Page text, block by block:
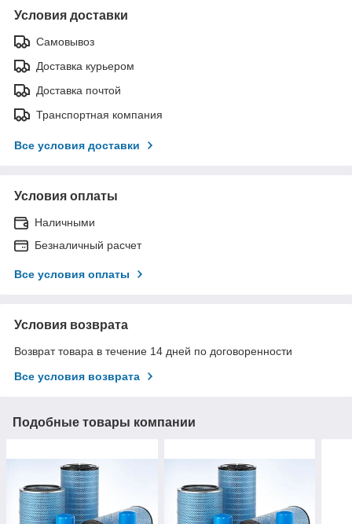
Условия доставки
Самовывоз
Доставка курьером
Доставка почтой
Транспортная компания
Все условия доставки
Условия оплаты
Наличными
Безналичный расчет
Все условия оплаты
Условия возврата
Возврат товара в течение 14 дней по договоренности
Все условия возврата
Подобные товары компании